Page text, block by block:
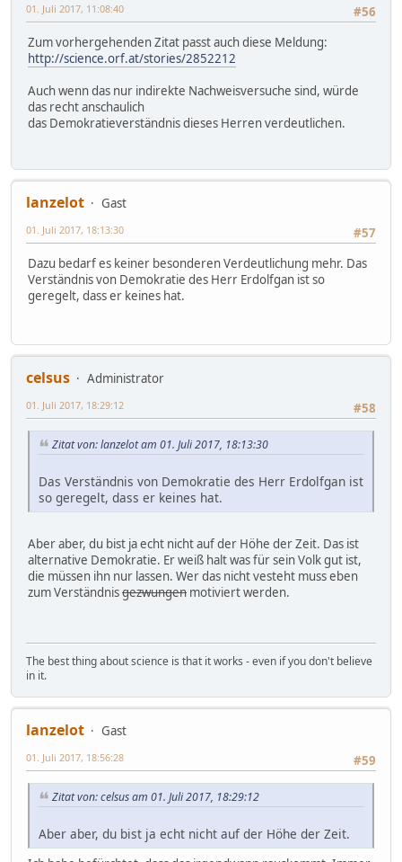
#56
01. Juli 2017, 11:08:40
Zum vorhergehenden Zitat passt auch diese Meldung:
http://science.orf.at/stories/2852212
Auch wenn das nur indirekte Nachweisversuche sind, würde
das recht anschaulich
das Demokratieverständnis dieses Herren verdeutlichen.
lanzelot
Gast
#57
01. Juli 2017, 18:13:30
Dazu bedarf es keiner besonderen Verdeutlichung mehr. Das
Verständnis von Demokratie des Herr Erdolfgan ist so
geregelt, dass er keines hat.
celsus
Administrator
#58
01. Juli 2017, 18:29:12
Zitat von: lanzelot am 01. Juli 2017, 18:13:30
Das Verständnis von Demokratie des Herr Erdolfgan ist
so geregelt, dass er keines hat.
Aber aber, du bist ja echt nicht auf der Höhe der Zeit. Das ist
alternative Demokratie. Er weiß halt was für sein Volk gut ist,
die müssen ihn nur lassen. Wer das nicht vesteht muss eben
zum Verständnisgezwungen motiviert werden.
The best thing about science is that it works - even if you don't believe
in it.
lanzelot
Gast
#59
01. Juli 2017, 18:56:28
Zitat von: celsus am 01. Juli 2017, 18:29:12
Aber aber, du bist ja echt nicht auf der Höhe der Zeit.